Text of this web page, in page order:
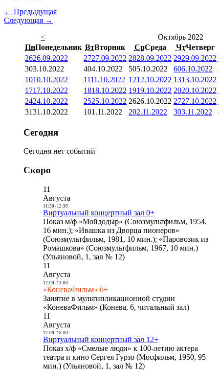
← Предыдущая
Следующая →
<
Октябрь 2022
ПнПонедельник ВтВторник СрСреда ЧтЧетверг
2626.09.2022 2727.09.2022 2828.09.2022 2929.09.2022
303.10.2022 404.10.2022 505.10.2022 606.10.2022
1010.10.2022 1111.10.2022 1212.10.2022 1313.10.2022
1717.10.2022 1818.10.2022 1919.10.2022 2020.10.2022
2424.10.2022 2525.10.2022 2626.10.2022 2727.10.2022
3131.10.2022 101.11.2022 202.11.2022 303.11.2022
Сегодня
Сегодня нет событий
Скоро
11
Августа
11:30- 12:30
Виртуальный концертный зал 0+
Показ м/ф «Мойдодыр» (Союзмультфильм, 1954,
16 мин.); «Ивашка из Дворца пионеров»
(Союзмультфильм, 1981, 10 мин.); «Паровозик из
Ромашкова» (Союзмультфильм, 1967, 10 мин.)
(Ульяновой, 1, зал № 12)
11
Августа
12:00- 13:00
«КоневаФильм» 6+
Занятие в мультипликационной студии
«КоневаФильм» (Конева, 6, читальный зал)
11
Августа
17:00- 18:00
Виртуальный концертный зал 12+
Показ х/ф «Смелые люди» к 100-летию актера
театра и кино Сергея Гурзо (Мосфильм, 1950, 95
мин.) (Ульяновой, 1, зал № 12)